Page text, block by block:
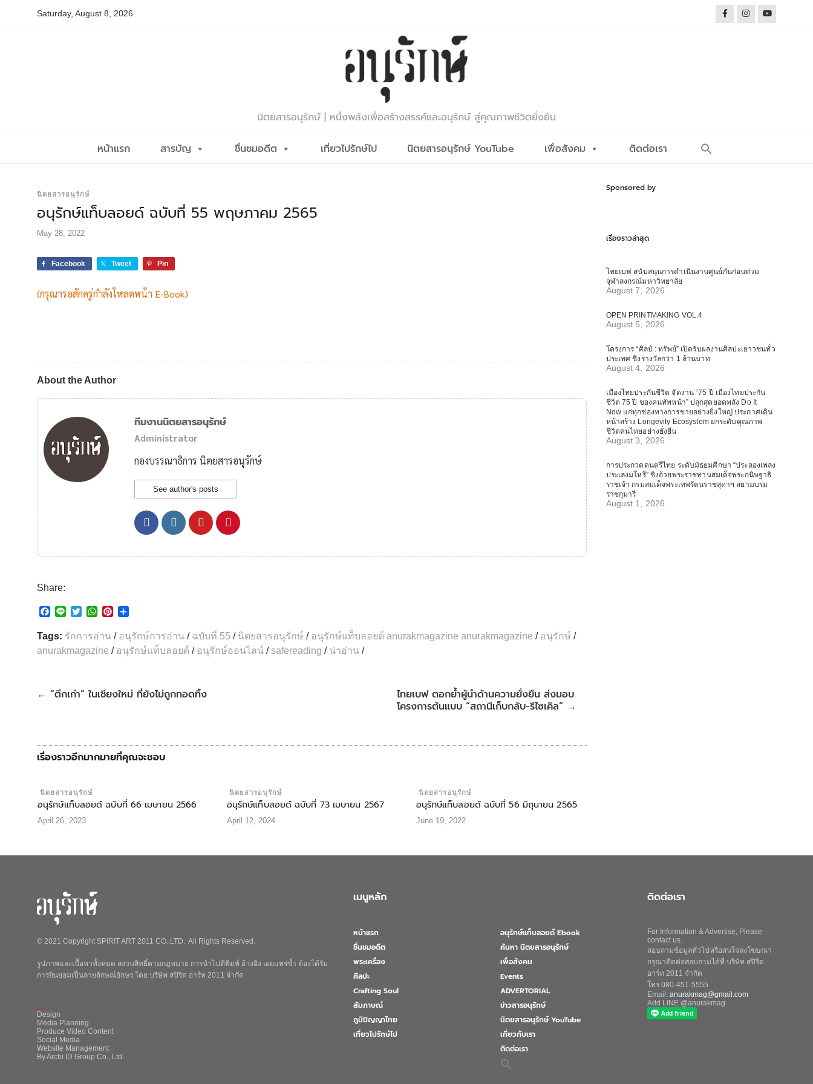
Saturday, August 8, 2026
นิตยสารอนุรักษ์ | หนึ่งพลังเพื่อสร้างสรรค์และอนุรักษ์ สู่คุณภาพชีวิตยั่งยืน
หน้าแรก สารบัญ ชื่นชมอดีต เที่ยวไปรักษ์ไป นิตยสารอนุรักษ์ YouTube เพื่อสังคม ติดต่อเรา
นิตยสารอนุรักษ์
อนุรักษ์แท็บลอยด์ ฉบับที่ 55 พฤษภาคม 2565
May 28, 2022
Facebook Tweet Pin
(กรุณารอสักครู่กำลังโหลดหน้า E-Book)
About the Author
ทีมงานนิตยสารอนุรักษ์
Administrator
กองบรรณาธิการ นิตยสารอนุรักษ์
See author's posts
Share:
c
e
b
n
i
t
W
a
s
n
e
t
a
r
e
Tags: รักการอ่าน / อนุรักษ์การอ่าน / ฉบับที่ 55 / นิตยสารอนุรักษ์ / อนุรักษ์แท็บลอยด์ anurakmagazine anurakmagazine / อนุรักษ์ /
anurakmagazine / อนุรักษ์แท็บลอยด์ / อนุรักษ์ออนไลน์ /safereading / น่าอ่าน /
← “ตึกเก่า” ในเชียงใหม่ ที่ยังไม่ถูกทอดทิ้ง
ไทยเบฟ ตอกย้ำผู้นำด้านความยั่งยืน ส่งมอบ
โครงการต้นแบบ “สถานีเก็บกลับ-รีไซเคิล” →
เรื่องราวอีกมากมายที่คุณจะชอบ
นิตยสารอนุรักษ์
อนุรักษ์แท็บลอยด์ ฉบับที่ 66 เมษายน 2566
April 26, 2023
นิตยสารอนุรักษ์
อนุรักษ์แท็บลอยด์ ฉบับที่ 73 เมษายน 2567
April 12, 2024
นิตยสารอนุรักษ์
อนุรักษ์แท็บลอยด์ ฉบับที่ 56 มิถุนายน 2565
June 19, 2022
Sponsored by
เรื่องราวล่าสุด
ไทยเบฟ สนับสนุนการดำเนินงานศูนย์กันก่อนท่วม
จุฬาลงกรณ์มหาวิทยาลัย
August 7, 2026
OPEN PRINTMAKING VOL.4
August 5, 2026
โครงการ “ศิลป์ : ทรัพย์” เปิดรับผลงานศิลปะเยาวชนทั่ว
ประเทศ ชิงรางวัลกว่า 1 ล้านบาท
August 4, 2026
เมืองไทยประกันชีวิต จัดงาน “75 ปี เมืองไทยประกัน
ชีวิต 75 ปี ของคนทัพหน้า” ปลุกสุดยอดพลัง Do It
Now แก่ทุกช่องทางการขายอย่างยิ่งใหญ่ ประกาศเดิน
หน้าสร้าง Longevity Ecosystem ยกระดับคุณภาพ
ชีวิตคนไทยอย่างยั่งยืน
August 3, 2026
การประกวดดนตรีไทย ระดับมัธยมศึกษา “ประลองเพลง
ประเลงมโหรี” ชิงถ้วยพระราชทานสมเด็จพระกนิษฐาธิ
ราชเจ้า กรมสมเด็จพระเทพรัตนราชสุดาฯ สยามบรม
ราชกุมารี
August 1, 2026
© 2021 Copyright SPIRIT ART 2011 CO.,LTD. All Rights Reserved.
รูปภาพและเนื้อหาทั้งหมด สงวนสิทธิ์ตามกฎหมาย การนำไปตีพิมพ์ อ้างอิง เผยแพร่ซ้ำ ต้องได้รับ
การยินยอมเป็นลายลักษณ์อักษร โดย บริษัท สปิริต อาร์ท 2011 จำกัด
Design
Media Planning
Produce Video Content
Social Media
Website Management
By Archi ID Group Co., Ltd.
เมนูหลัก
หน้าแรก
ชื่นชมอดีต
พระเครื่อง
ศิลปะ
Crafting Soul
สัมภาษณ์
ภูมิปัญญาไทย
เที่ยวไปรักษ์ไป
อนุรักษ์แท็บลอยด์ Ebook
ค้นหา นิตยสารอนุรักษ์
เพื่อสังคม
Events
ADVERTORIAL
ข่าวสารอนุรักษ์
นิตยสารอนุรักษ์ YouTube
เกี่ยวกับเรา
ติดต่อเรา
ติดต่อเรา
For Information & Advertise, Please
contact us.
สอบถามข้อมูลทั่วไปหรือสนใจลงโฆษณา
กรุณาติดต่อสอบถามได้ที่ บริษัท สปิริต
อาร์ท 2011 จำกัด
โทร 080-451-5555
Email: anurakmag@gmail.com
Add LINE @anurakmag